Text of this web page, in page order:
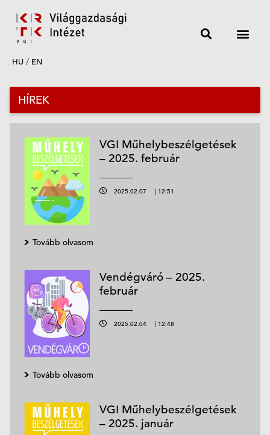
HU / EN
HÍREK
VGI Műhelybeszélgetések
– 2025. február
2025.02.07 | 12:51
Tovább olvasom
Vendégváró – 2025.
február
2025.02.04 | 12:48
Tovább olvasom
VGI Műhelybeszélgetések
– 2025. január